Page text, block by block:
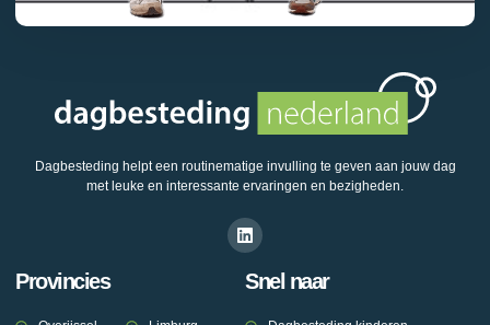
Dagbesteding helpt een routinematige invulling te geven aan jouw dag
met leuke en interessante ervaringen en bezigheden.
Provincies Snel naar